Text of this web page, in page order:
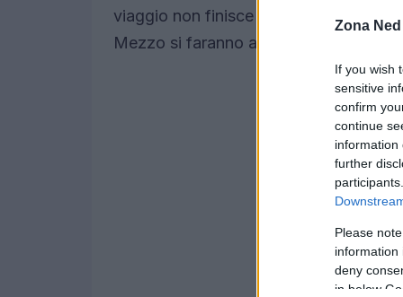
Zona Ned
If you wish
sensitive
confirm
continue
information
further
Please
information
deny
in below
viaggio non finisce qui! Con la terza
Mezzo si faranno ancora più